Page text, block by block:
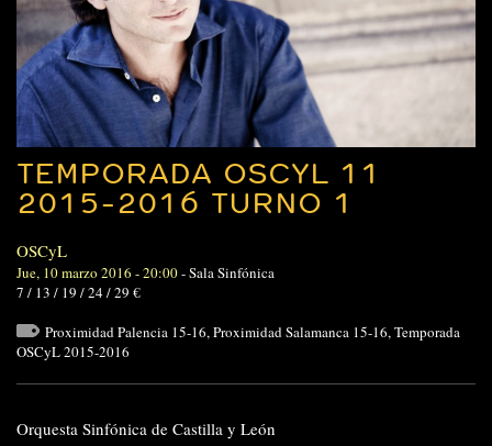
TEMPORADA OSCYL 11
2015-2016 TURNO 1
OSCyL
Jue, 10 marzo 2016 - 20:00-Sala Sinfónica
7 / 13 / 19 / 24 / 29 €
Proximidad Palencia 15-16, Proximidad Salamanca 15-16, Temporada
OSCyL 2015-2016
Orquesta Sinfónica de Castilla y León